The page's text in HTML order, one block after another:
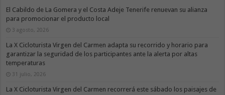
El Cabildo de La Gomera y el Costa Adeje Tenerife renuevan su alianza
para promocionar el producto local
3 agosto, 2026
La X Cicloturista Virgen del Carmen adapta su recorrido y horario para
garantizar la seguridad de los participantes ante la alerta por altas
temperaturas
31 julio, 2026
La X Cicloturista Virgen del Carmen recorrerá este sábado los paisajes de